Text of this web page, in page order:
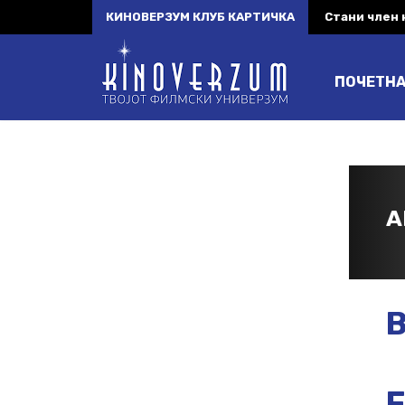
КИНОВЕРЗУМ КЛУБ КАРТИЧКА Стани член
ПОЧЕТНА